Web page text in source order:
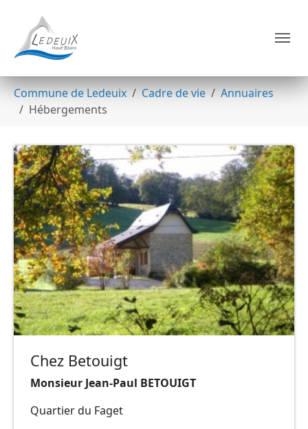
Vous êtes ici:
Commune de Ledeuix Cadre de vie
Annuaires
Hébergements
Chez Betouigt
Monsieur Jean-Paul BETOUIGT
Quartier du Faget